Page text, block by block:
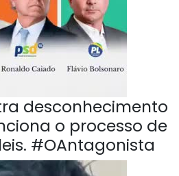
desconhecimento
o processo de
#OAntagonista